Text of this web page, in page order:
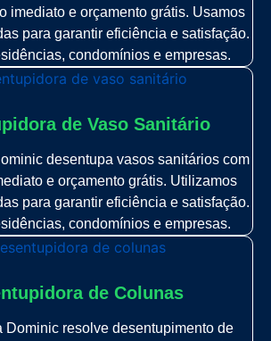
imediato e orçamento grátis. Usamos
para garantir eficiência e satisfação.
condomínios e empresas.
de Vaso Sanitário
desentupa vasos sanitários com
e orçamento grátis. Utilizamos
para garantir eficiência e satisfação.
condomínios e empresas.
de Colunas
Dominic resolve desentupimento de